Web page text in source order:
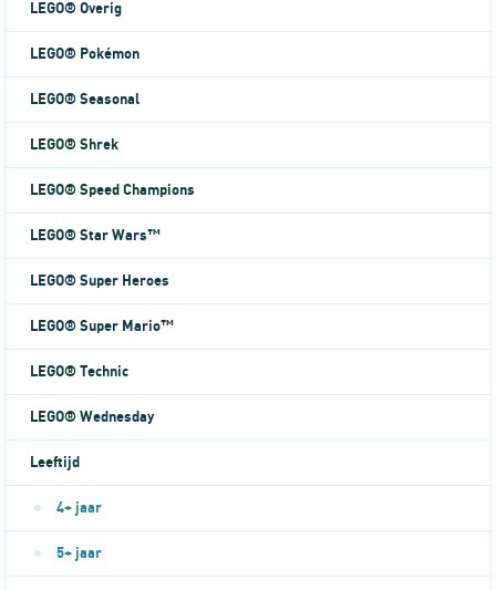
LEGO® Overig
LEGO® Pokémon
LEGO® Seasonal
LEGO® Shrek
LEGO® Speed Champions
LEGO® Star Wars™
LEGO® Super Heroes
LEGO® Super Mario™
LEGO® Technic
LEGO® Wednesday
Leeftijd
4+ jaar
5+ jaar